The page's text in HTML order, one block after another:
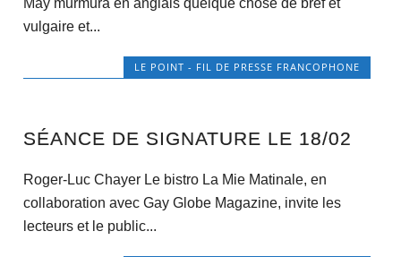
May murmura en anglais quelque chose de bref et
vulgaire et...
LE POINT - FIL DE PRESSE FRANCOPHONE
SÉANCE DE SIGNATURE LE 18/02
Roger-Luc Chayer Le bistro La Mie Matinale, en
collaboration avec Gay Globe Magazine, invite les
lecteurs et le public...